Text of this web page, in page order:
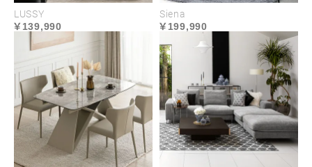
LUSSY
139,990
Siena
199,990